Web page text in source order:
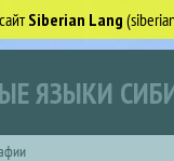
Siberian Lang
ЯЗЫКИ